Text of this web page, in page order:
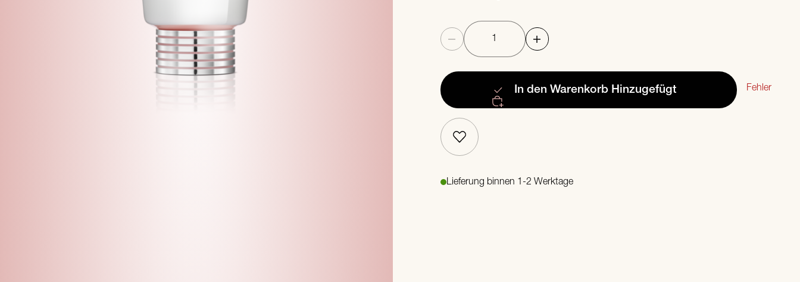
Anzahl
In den Warenkorb Hinzugefügt Fehler
Lieferung binnen 1-2 Werktage